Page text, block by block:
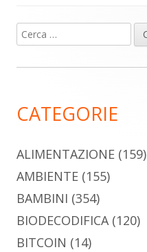
Barra
laterale
Ricerca
per:
CATEGORIE
ALIMENTAZIONE (159)
AMBIENTE (155)
BAMBINI (354)
BIODECODIFICA(120)
BITCOIN (14)